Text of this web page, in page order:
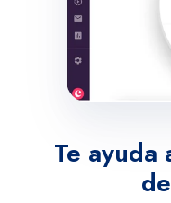
Te ayuda